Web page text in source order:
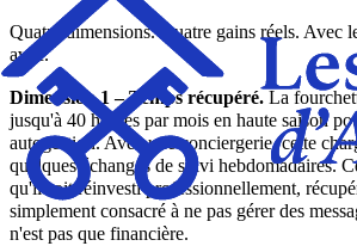
Quatre dimensions. Quatre gains réels. Avec
avec.
Dimension 1 – Temps récupéré. La
jusqu'à 40 heures par mois en haute saison
autogestion. Avec une conciergerie, cette
quelques échanges de suivi hebdomadaires.
qu'il soit réinvesti professionnellement,
simplement consacré à ne pas gérer des
n'est pas que financière.